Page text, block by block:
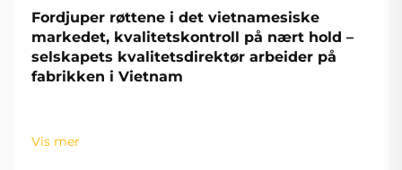
Fordjuper røttene i det vietnamesiske
markedet, kvalitetskontroll på nært hold –
selskapets kvalitetsdirektør arbeider på
fabrikken i Vietnam
Vis mer